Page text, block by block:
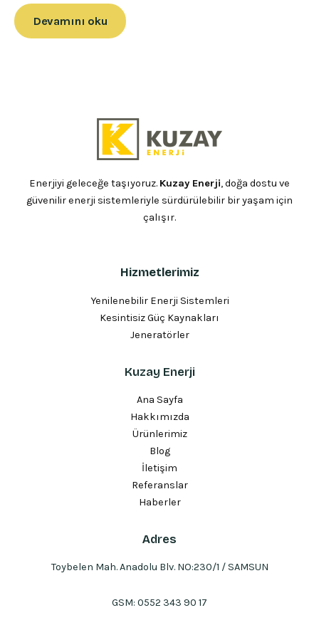
Devamını oku
Enerjiyi geleceğe taşıyoruz. Kuzay Enerji, doğa dostu ve
güvenilir enerji sistemleriyle sürdürülebilir bir yaşam için
çalışır.
Hizmetlerimiz
Yenilenebilir Enerji Sistemleri
Kesintisiz Güç Kaynakları
Jeneratörler
Kuzay Enerji
Ana Sayfa
Hakkımızda
Ürünlerimiz
Blog
İletişim
Referanslar
Haberler
Adres
Toybelen Mah. Anadolu Blv. NO:230/1 / SAMSUN
GSM: 0552 343 90 17